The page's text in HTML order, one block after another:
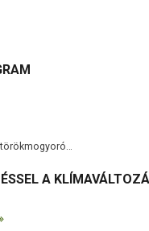
törökmogyoró…
A